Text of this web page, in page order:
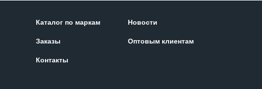
Каталог по маркам
Новости
Заказы
Оптовым клиентам
Контакты